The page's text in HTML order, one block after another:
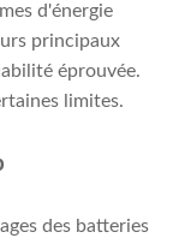
d'énergie
principaux
éprouvée.
limites.
des batteries